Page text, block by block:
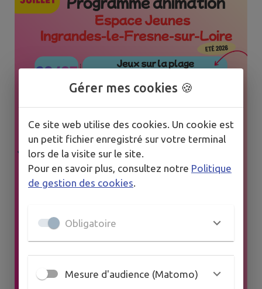
Gérer mes cookies 🍪
Ce site web utilise des cookies. Un cookie est
un petit fichier enregistré sur votre terminal
lors de la visite sur le site.
Pour en savoir plus, consultez notre Politique
de gestion des cookies.
Obligatoire
Mesure d'audience (Matomo)